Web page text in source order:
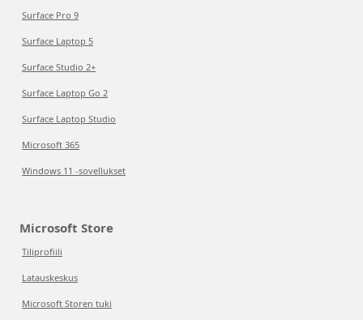
Surface Pro 9
Surface Laptop 5
Surface Studio 2+
Surface Laptop Go 2
Surface Laptop Studio
Microsoft 365
Windows 11 -sovellukset
Microsoft Store
Tiliprofiili
Latauskeskus
Microsoft Storen tuki